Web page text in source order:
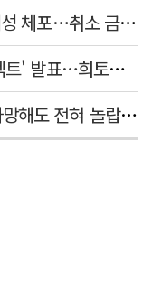
2년간 '주문→취소' 반복한 30대 여성 체포…취소 금액만 400억 원
트럼프, 4조2천억 규모 '광업 프로젝트' 발표…희토류 탈중국 속도
"이란 모즈타바 매우 위독…언제 사망해도 전혀 놀랍지 않아"